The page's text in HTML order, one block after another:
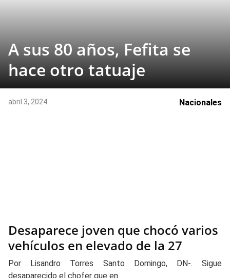
A sus 80 años, Fefita se
hace otro tatuaje
abril 3, 2024 Nacionales
Desaparece joven que chocó varios
vehículos en elevado de la 27
Por Lisandro Torres Santo Domingo, DN-. Sigue
desaparecido el chofer que en